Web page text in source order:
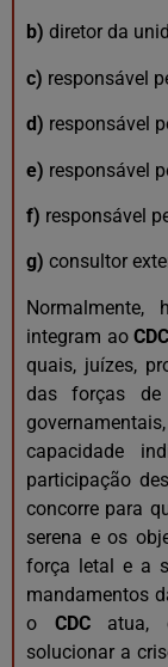
b) diretor da
c) responsável
d) responsável
e) responsável
f) responsável
g) consultor
Normalmente,
integram aoCDC
quais, juízes,
das forças
capacidade
participação
concorre para
serena e os
força letal e a
mandamentos
o CDCatua,
solucionar a